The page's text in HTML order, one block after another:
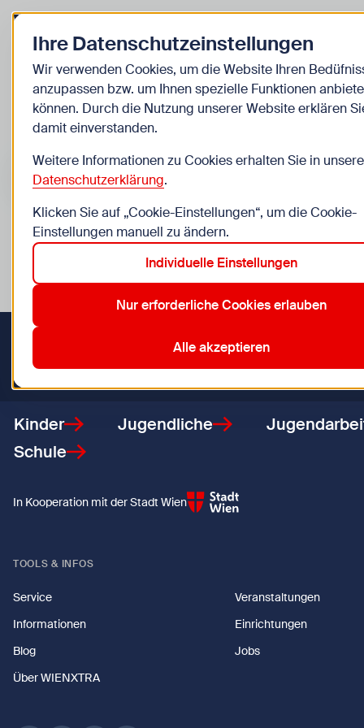
Zurück zur Startseite
Kinder
Veranstaltungen
Suche im Bereich “Kinder”
Suchen
Veranstaltungen in Wien im Bereich “Kinder”
Aktive Filter:
12. Meidling 15. Rudolfsheim-Fünfhaus 17. Hernals
21.
Zurück zur Startseite
Kinder Jugendliche
Schule
In Kooperation mit der Stadt Wien
TOOLS & INFOS
Service
Veranstaltungen
Informationen
Einrichtungen
Blog
Jobs
Über WIENXTRA
Ihre Datenschutzeinstellungen
Wir verwenden Cookies, um die Website Ihren
anzupassen bzw. um Ihnen spezielle Funktionen
können. Durch die Nutzung unserer Website erklären
damit einverstanden.
Weitere Informationen zu Cookies erhalten Sie in
Datenschutzerklärung.
Klicken Sie auf „Cookie-Einstellungen“, um die Cookie-
Einstellungen manuell zu ändern.
Individuelle Einstellungen
Nur erforderliche Cookies erlauben
Alle akzeptieren